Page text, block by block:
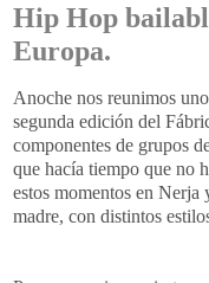
Hip Hop
Europa.
Anoche nos reunimos
segunda edición del
componentes de grupos
que hacía tiempo que no
estos momentos en Nerja
madre, con distintos